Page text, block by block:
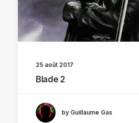
25 août 2017
Blade 2
by Guillaume Gas